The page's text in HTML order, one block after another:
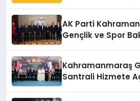
AK Parti
Gençlik ve Spor
Kahramanmaraş
Santrali Hizmete